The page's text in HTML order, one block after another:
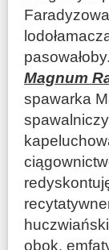
Magnum
spawarka
obok,